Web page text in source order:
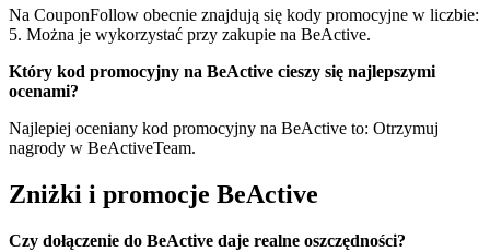
Na CouponFollow obecnie znajdują się kody promocyjne w liczbie:
5. Można je wykorzystać przy zakupie na BeActive.
Który kod promocyjny na BeActive cieszy się najlepszymi
ocenami?
Najlepiej oceniany kod promocyjny na BeActive to: Otrzymuj
nagrody w BeActiveTeam.
Zniżki i promocje BeActive
Czy dołączenie do BeActive daje realne oszczędności?